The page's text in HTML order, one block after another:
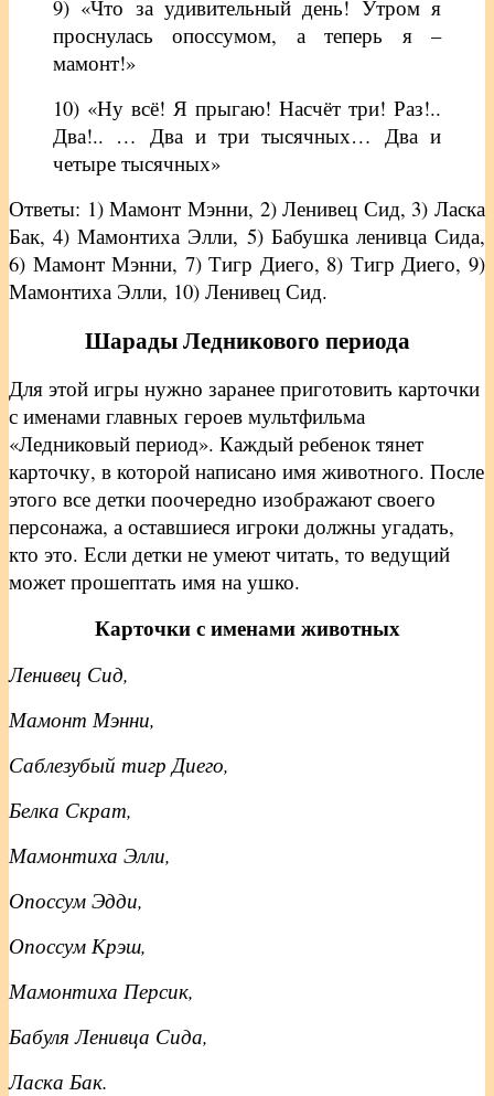
9) «Что за удивительный день! Утром я
проснулась опоссумом, а теперь я –
мамонт!»
10) «Ну всё! Я прыгаю! Насчёт три! Раз!..
Два!.. … Два и три тысячных… Два и
четыре тысячных»
Ответы: 1) Мамонт Мэнни, 2) Ленивец Сид, 3) Ласка
Бак, 4) Мамонтиха Элли, 5) Бабушка ленивца Сида,
6) Мамонт Мэнни, 7) Тигр Диего, 8) Тигр Диего, 9)
Мамонтиха Элли, 10) Ленивец Сид.
Шарады Ледникового периода
Для этой игры нужно заранее приготовить карточки
с именами главных героев мультфильма
«Ледниковый период». Каждый ребенок тянет
карточку, в которой написано имя животного. После
этого все детки поочередно изображают своего
персонажа, а оставшиеся игроки должны угадать,
кто это. Если детки не умеют читать, то ведущий
может прошептать имя на ушко.
Карточки с именами животных
Ленивец Сид,
Мамонт Мэнни,
Саблезубый тигр Диего,
Белка Скрат,
Мамонтиха Элли,
Опоссум Эдди,
Опоссум Крэш,
Мамонтиха Персик,
Бабуля Ленивца Сида,
Ласка Бак.